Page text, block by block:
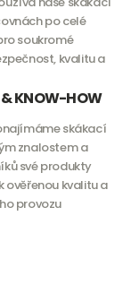
po celé
soukromé
kvalitu a
& KNOW-HOW
skákací
znalostem a
své produkty
ověřenou kvalitu a
provozu